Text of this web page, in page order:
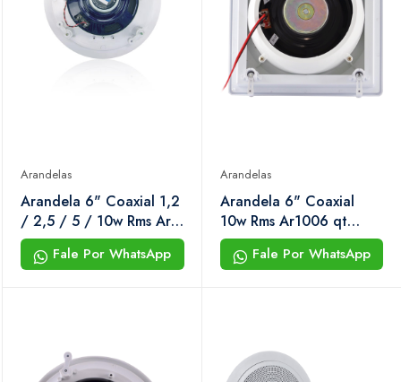
Arandelas
Arandela 6" Coaxial 1,2
/ 2,5 / 5 / 10w Rms Ar-
610tx Hayonik
Fale Por WhatsApp
Arandelas
Arandela 6" Coaxial
10w Rms Ar1006 qt
Branca Hayonik
Fale Por WhatsApp